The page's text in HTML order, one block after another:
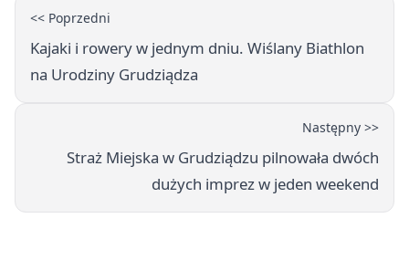
<< Poprzedni
Kajaki i rowery w jednym dniu. Wiślany Biathlon
na Urodziny Grudziądza
Następny >>
Straż Miejska w Grudziądzu pilnowała dwóch
dużych imprez w jeden weekend